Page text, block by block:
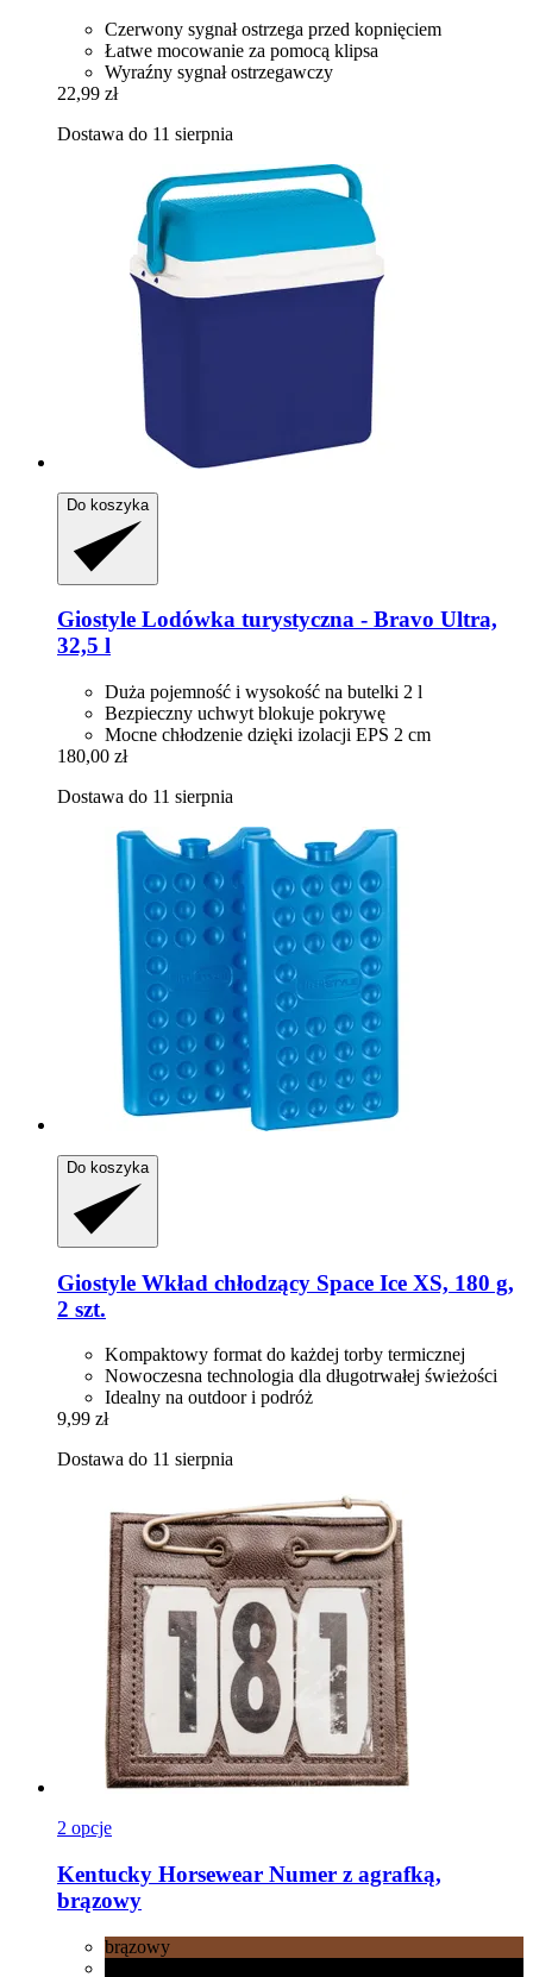
Czerwony sygnał ostrzega przed kopnięciem
Łatwe mocowanie za pomocą klipsa
Wyraźny sygnał ostrzegawczy
22,99 zł
Dostawa do 11 sierpnia
Do koszyka
Giostyle Lodówka turystyczna -​ Bravo Ultra,
32,5 l
Duża pojemność i wysokość na butelki 2 l
Bezpieczny uchwyt blokuje pokrywę
Mocne chłodzenie dzięki izolacji EPS 2 cm
180,00 zł
Dostawa do 11 sierpnia
Do koszyka
Giostyle Wkład chłodzący Space Ice XS, 180 g,
2 szt.
Kompaktowy format do każdej torby termicznej
Nowoczesna technologia dla długotrwałej świeżości
Idealny na outdoor i podróż
9,99 zł
Dostawa do 11 sierpnia
2 opcje
Kentucky Horsewear Numer z agrafką,
brązowy
brązowy